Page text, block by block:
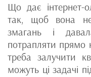
Що дає інтернет-
так, щоб вона
змагань і
потрапляти прямо
треба залучити
можуть ці задачі